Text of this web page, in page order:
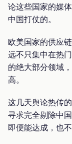
论这些国家的媒
中国打仗的。
欧美国家的供应
远不只集中在热
的绝大部分领域
高。
这几天舆论热传
寻求完全剔除中
即便能达成，也